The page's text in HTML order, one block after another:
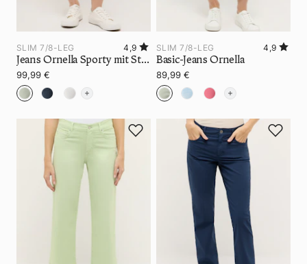
SLIM 7/8-LEG 4,9
Jeans Ornella Sporty mit Stretch-Bund
99,99 €
SLIM 7/8-LEG 4,9
Basic-Jeans Ornella
89,99 €